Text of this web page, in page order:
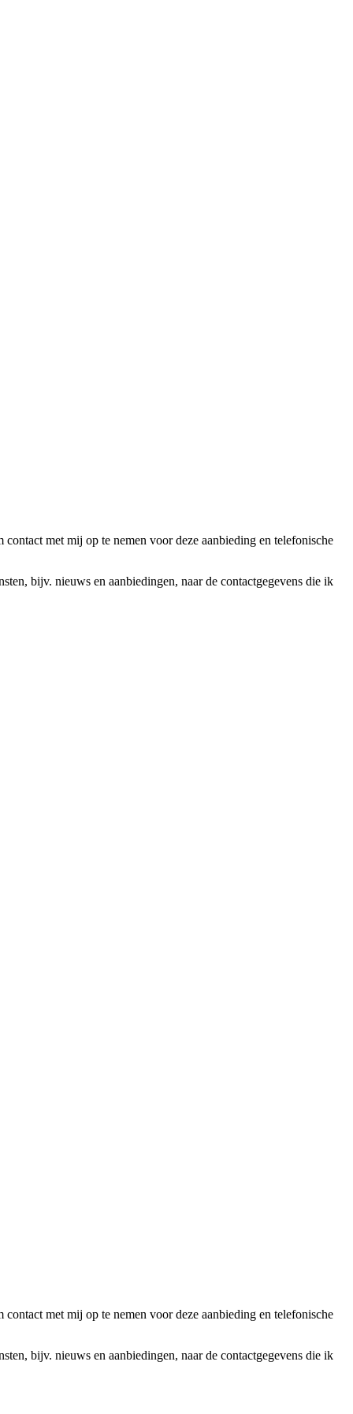
met mij op te nemen voor deze aanbieding en telefonische
bijv. nieuws en aanbiedingen, naar de contactgegevens die ik
met mij op te nemen voor deze aanbieding en telefonische
bijv. nieuws en aanbiedingen, naar de contactgegevens die ik